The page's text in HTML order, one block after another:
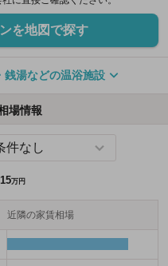
を地図で探す
銭湯などの温浴施設
場情報
万円
近隣の家賃相場